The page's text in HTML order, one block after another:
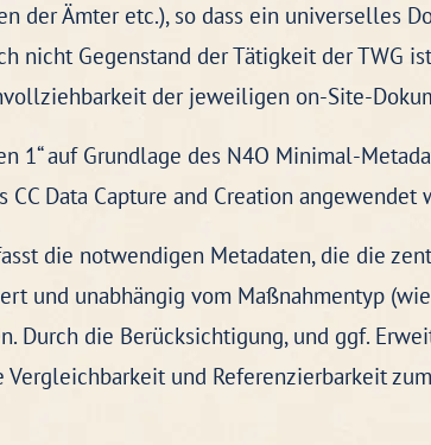
der Ämter etc.), so dass ein universelles
nicht Gegenstand der Tätigkeit der TWG
der jeweiligen on-Site-
auf Grundlage des N4O Minimal-
Data Capture and Creation angewendet
die notwendigen Metadaten, die die
und unabhängig vom Maßnahmentyp (wie
Durch die Berücksichtigung, und ggf.
Vergleichbarkeit und Referenzierbarkeit